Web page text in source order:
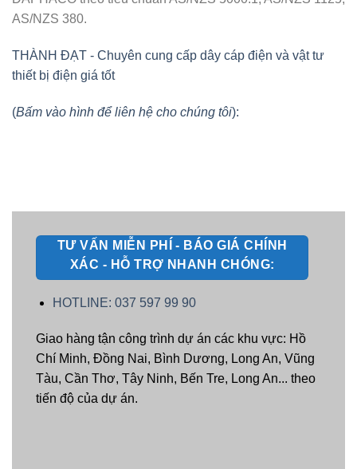
AS/NZS 380.
THÀNH ĐẠT - Chuyên cung cấp dây cáp điện và vật tư
thiết bị điện giá tốt
(Bấm vào hình để liên hệ cho chúng tôi):
TƯ VẤN MIỄN PHÍ - BÁO GIÁ CHÍNH
XÁC - HỖ TRỢ NHANH CHÓNG:
HOTLINE: 037 597 99 90
Giao hàng tận công trình dự án các khu vực: Hồ
Chí Minh, Đồng Nai, Bình Dương, Long An, Vũng
Tàu, Cần Thơ, Tây Ninh, Bến Tre, Long An... theo
tiến độ của dự án.